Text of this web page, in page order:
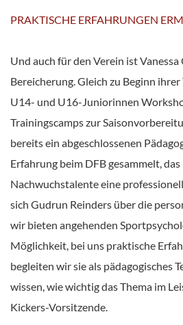
PRAKTISCHE ERFAHRUNGEN
Und auch für den Verein ist Vanessa
Bereicherung. Gleich zu Beginn
U14- und U16-Juniorinnen
Trainingscamps zur
bereits ein abgeschlossenen
Erfahrung beim DFB gesammelt,
Nachwuchstalente eine
sich Gudrun Reinders über die
wir bieten angehenden
Möglichkeit, bei uns praktische
begleiten wir sie als pädagogisches
wissen, wie wichtig das Thema im
Kickers-Vorsitzende.